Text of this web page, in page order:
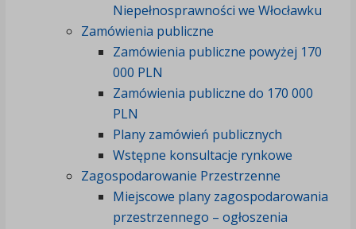
Niepełnosprawności we Włocławku
Zamówienia publiczne
Zamówienia publiczne powyżej 170
000 PLN
Zamówienia publiczne do 170 000
PLN
Plany zamówień publicznych
Wstępne konsultacje rynkowe
Zagospodarowanie Przestrzenne
Miejscowe plany zagospodarowania
przestrzennego – ogłoszenia